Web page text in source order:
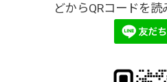
どからQRコードを読